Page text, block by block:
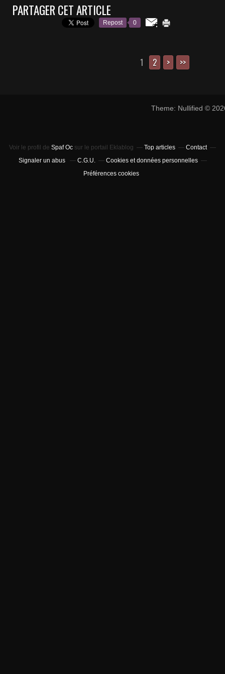
PARTAGER CET ARTICLE
Repost 0
1 2 > >>
Theme: Nullified ©
Voir le profil de Spaf Oc sur le portail Eklablog Top articles
Contact
Signaler un abus
C.G.U.
Cookies et données personnelles
Préférences cookies